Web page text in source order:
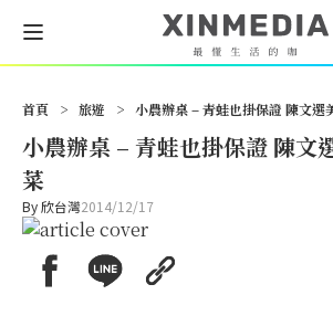
首頁 > 旅遊 > 小農辦桌 – 青蛙也掛保證 陳文選
小農辦桌 – 青蛙也掛保證 陳文
菜
By欣台灣2014/12/17